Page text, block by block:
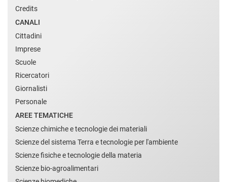
Credits
CANALI
Cittadini
Imprese
Scuole
Ricercatori
Giornalisti
Personale
AREE TEMATICHE
Scienze chimiche e tecnologie dei materiali
Scienze del sistema Terra e tecnologie per l'ambiente
Scienze fisiche e tecnologie della materia
Scienze bio-agroalimentari